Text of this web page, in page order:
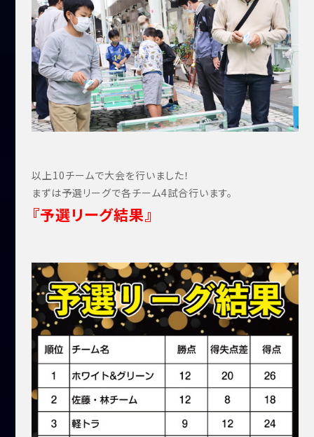
以上10チームで大会を行いました！
まずは予選リーグで各チーム4試合行います。
『予選リーグ結果』